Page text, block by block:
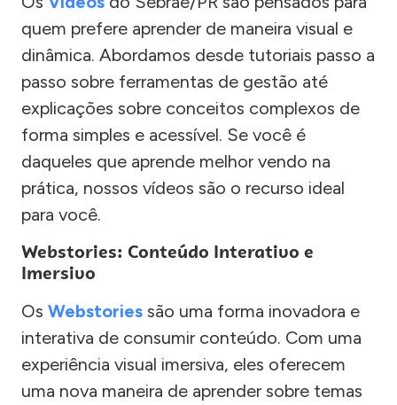
quem prefere aprender de maneira visual e
dinâmica. Abordamos desde tutoriais passo a
passo sobre ferramentas de gestão até
explicações sobre conceitos complexos de
forma simples e acessível. Se você é
daqueles que aprende melhor vendo na
prática, nossos vídeos são o recurso ideal
para você.
Webstories: Conteúdo Interativo e
Imersivo
Os Webstories são uma forma inovadora e
interativa de consumir conteúdo. Com uma
experiência visual imersiva, eles oferecem
uma nova maneira de aprender sobre temas